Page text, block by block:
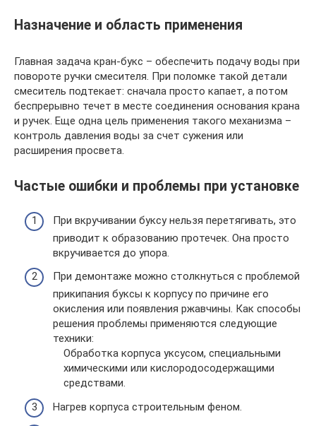
Назначение и область применения
Главная задача кран-букс – обеспечить подачу воды при
повороте ручки смесителя. При поломке такой детали
смеситель подтекает: сначала просто капает, а потом
беспрерывно течет в месте соединения основания крана
и ручек. Еще одна цель применения такого механизма –
контроль давления воды за счет сужения или
расширения просвета.
Частые ошибки и проблемы при установке
При вкручивании буксу нельзя перетягивать, это
приводит к образованию протечек. Она просто
вкручивается до упора.
При демонтаже можно столкнуться с проблемой
прикипания буксы к корпусу по причине его
окисления или появления ржавчины. Как способы
решения проблемы применяются следующие
техники:
Обработка корпуса уксусом, специальными
химическими или кислородосодержащими
средствами.
Нагрев корпуса строительным феном.